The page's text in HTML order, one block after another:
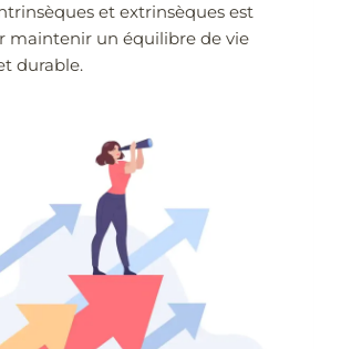
et extrinsèques est
maintenir un équilibre de vie
durable.